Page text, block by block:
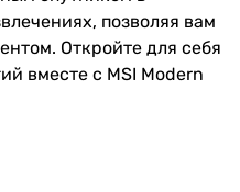
позволяя вам
Откройте для себя
вместе с MSI Modern